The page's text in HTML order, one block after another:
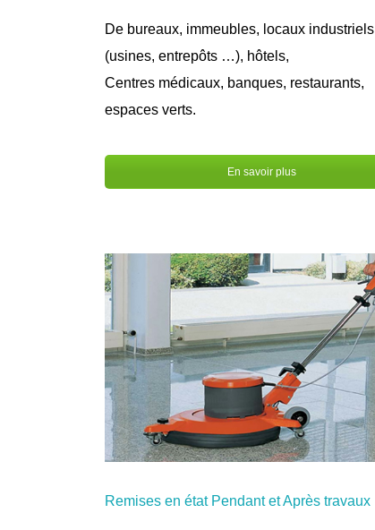
De bureaux, immeubles, locaux industriels
(usines, entrepôts …), hôtels,
Centres médicaux, banques, restaurants,
espaces verts.
En savoir plus
Remises en état Pendant et Après travaux